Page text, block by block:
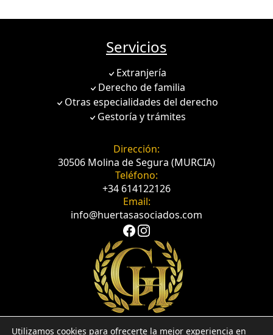
Servicios
Extranjería
Derecho de familia
Otras especialidades del derecho
Gestoría y trámites
Dirección:
30506 Molina de Segura (MURCIA)
Teléfono:
+34 614122126
Email:
info@huertasasociados.com
Utilizamos cookies para ofrecerte la mejor experiencia en